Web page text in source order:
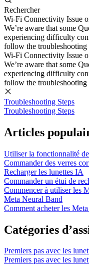
Rechercher
Wi-Fi Connectivity Issue
We’re aware that some
experiencing difficulty
follow the troubleshooting
Wi-Fi Connectivity Issue
We’re aware that some
experiencing difficulty
follow the troubleshooting
Troubleshooting Steps
Troubleshooting Steps
Articles
Utiliser la fonctionnalité
Commander des verres
Recharger les lunettes IA
Commander un étui de
Commencer à utiliser les
Meta Neural Band
Comment acheter les
Catégories
Premiers pas avec les
Premiers pas avec les